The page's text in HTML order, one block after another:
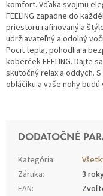
komfort. Vďaka svojmu
FEELING zapadne do
priestoru rafinovaný a
udržiavateľný a odolný
Pocit tepla, pohodlia a
koberček FEELING. Dajte
skutočný relax a oddych.
obláčiku a vaše nohy
DODATOČNÉ
Kategória:
Záruka:
3
EAN: